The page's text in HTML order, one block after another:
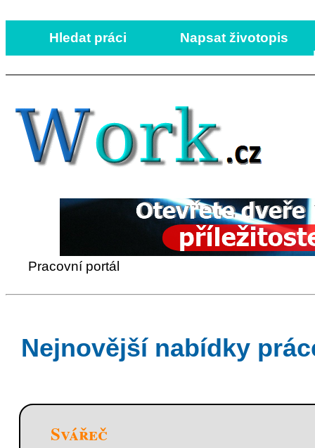
Hledat práci
Napsat životopis
Pracovní portál
Nejnovější nabídky
Svářeč